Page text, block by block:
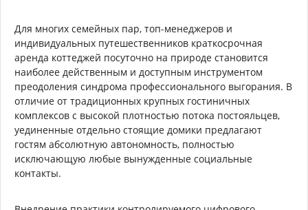
Для многих семейных пар, топ-менеджеров и
индивидуальных путешественников краткосрочная
аренда коттеджей посуточно на природе становится
наиболее действенным и доступным инструментом
преодоления синдрома профессионального выгорания. В
отличие от традиционных крупных гостиничных
комплексов с высокой плотностью потока постояльцев,
уединенные отдельно стоящие домики предлагают
гостям абсолютную автономность, полностью
исключающую любые вынужденные социальные
контакты.